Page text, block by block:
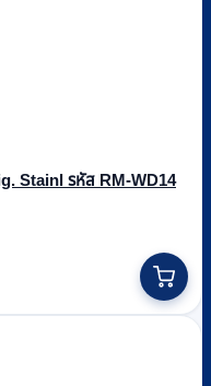
Stainl รหัส RM-WD14